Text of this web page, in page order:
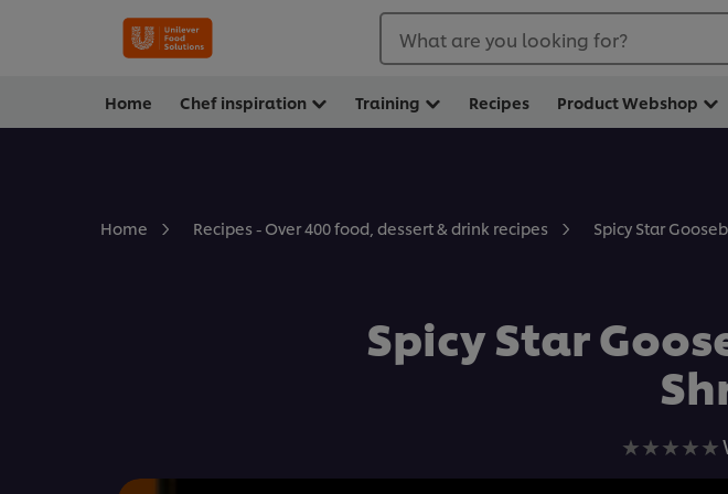
What are you looking for?
Home Chef inspiration Training Recipes Product Webshop
Home Recipes - Over 400 food, dessert & drink recipes Spicy Star
Spicy Star